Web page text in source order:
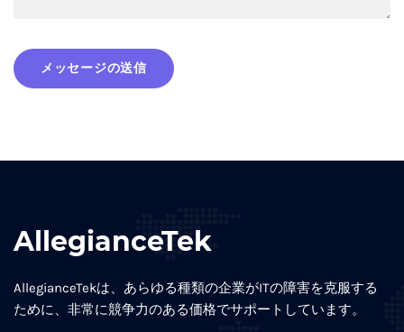
メッセージの送信
AllegianceTek
AllegianceTekは、あらゆる種類の企業がITの障害を克服する
ために、非常に競争力のある価格でサポートしています。